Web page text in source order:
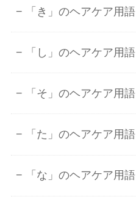
「き」のヘアケア用語
「し」のヘアケア用語
「そ」のヘアケア用語
「た」のヘアケア用語
「な」のヘアケア用語